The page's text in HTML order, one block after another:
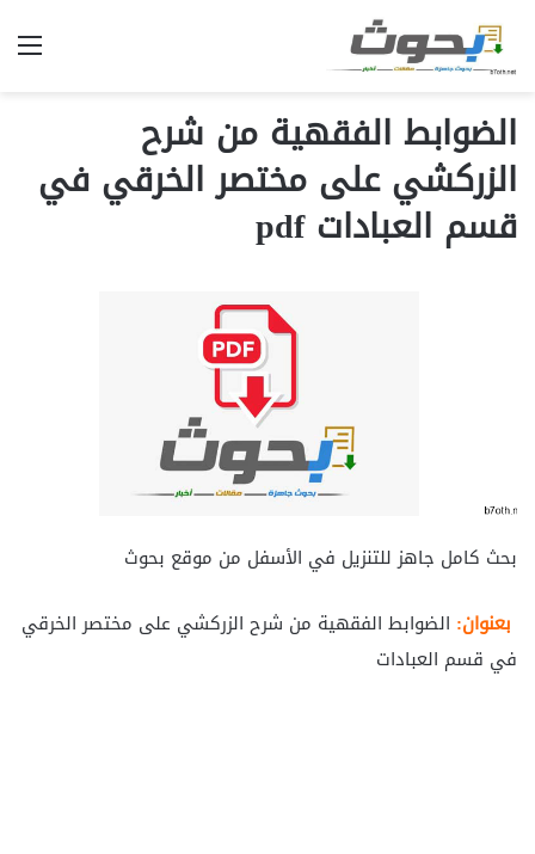
الضوابط الفقهية من شرح
الزركشي على مختصر الخرقي في
قسم العبادات pdf
بحث كامل جاهز للتنزيل في الأسفل من موقع بحوث
بعنوان: الضوابط الفقهية من شرح الزركشي على مختصر الخرقي
في قسم العبادات